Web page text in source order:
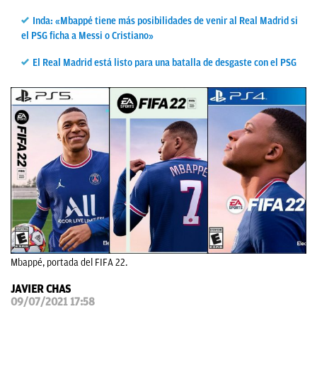
PAPARAZZI
Inda: «Mbappé tiene más posibilidades de venir al Real Madrid si
el PSG ficha a Messi o Cristiano»
El Real Madrid está listo para una batalla de desgaste con el PSG
Mbappé, portada del FIFA 22.
JAVIER CHAS
09/07/2021 17:58